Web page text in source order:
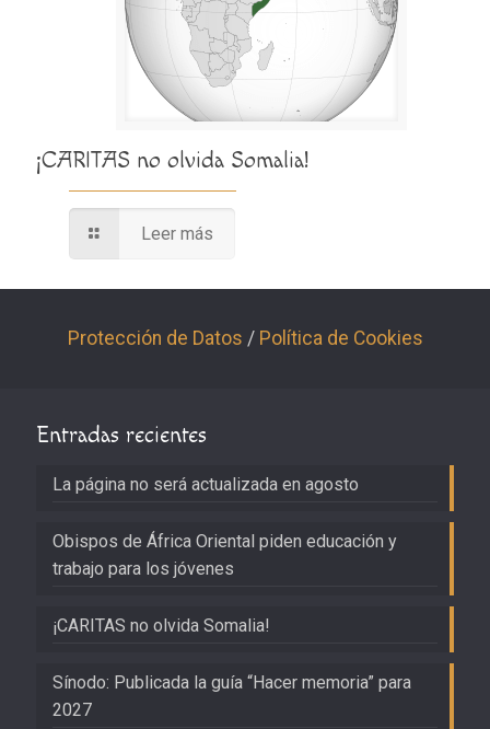
¡CARITAS no olvida Somalia!
Leer más
Protección de Datos / Política de Cookies
Entradas recientes
La página no será actualizada en agosto
Obispos de África Oriental piden educación y
trabajo para los jóvenes
¡CARITAS no olvida Somalia!
Sínodo: Publicada la guía “Hacer memoria” para
2027